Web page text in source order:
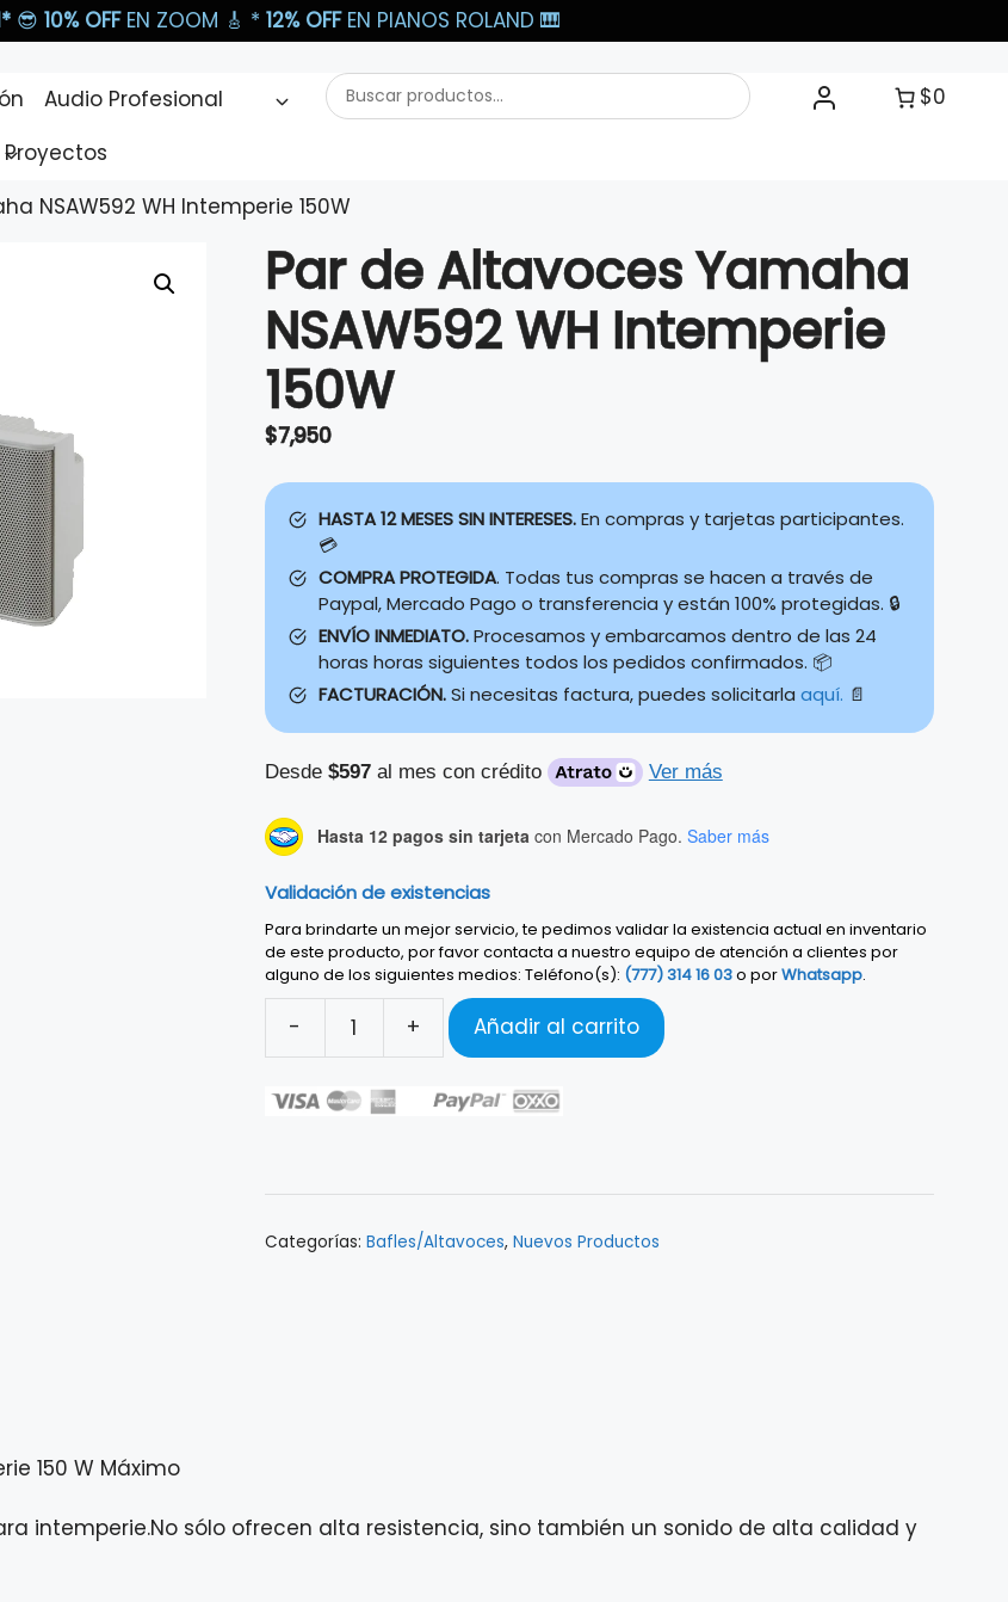
😎 10% OFF EN ZOOM 🎸​ * 12% OFFEN PIANOS ROLAND 🎹​
Audio Profesional
Proyectos
Buscar
productos...
$0
NSAW592 WH Intemperie 150W
Par de Altavoces Yamaha
NSAW592 WH Intemperie
150W
$7,950
HASTA 12 MESES SIN INTERESES.En compras y tarjetas participantes.
💳
COMPRA PROTEGIDA. Todas tus compras se hacen a través de
Paypal, Mercado Pago o transferencia y están 100% protegidas. 🔒
ENVÍO INMEDIATO.Procesamos y embarcamos dentro de las 24
horas horas siguientes todos los pedidos confirmados. 📦
FACTURACIÓN.Si necesitas factura, puedes solicitarla aquí. 📄
Desde $597al mes con crédito Ver más
Hasta 12 pagos sin tarjetacon Mercado Pago. Saber más
Validación de existencias
Para brindarte un mejor servicio, te pedimos validar la existencia actual en inventario
de este producto, por favor contacta a nuestro equipo de atención a clientes por
alguno de los siguientes medios: Teléfono(s): (777) 314 16 03o porWhatsapp.
-
Altavoces
WH
150W
+ Añadir al carrito
Categorías: Bafles/Altavoces, Nuevos Productos
150 W Máximo
intemperie.No sólo ofrecen alta resistencia, sino también un sonido de alta calidad y